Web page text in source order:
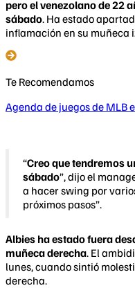
pero el venezolano de 22
sábado. Ha estado
inflamación en su muñeca
Te Recomendamos
Agenda de juegos de MLB
“Creo que tendremos
sábado”, dijo el
a hacer swing por
próximos pasos”.
Albies ha estado fuera
muñeca derecha. El
lunes, cuando sintió
derecha.